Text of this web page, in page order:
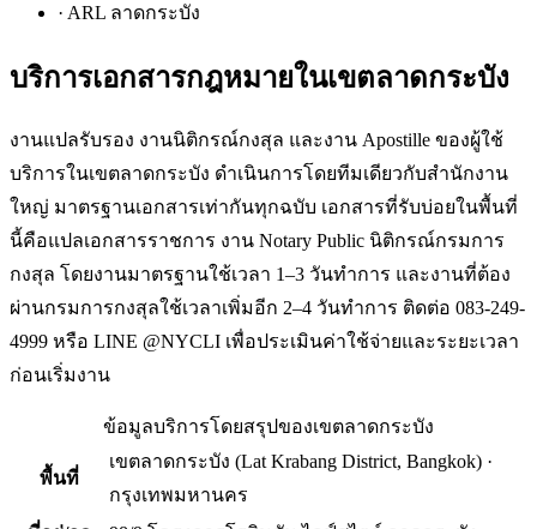
· ARL ลาดกระบัง
บริการเอกสารกฎหมายในเขตลาดกระบัง
งานแปลรับรอง งานนิติกรณ์กงสุล และงาน Apostille ของผู้ใช้
บริการในเขตลาดกระบัง ดำเนินการโดยทีมเดียวกับสำนักงาน
ใหญ่ มาตรฐานเอกสารเท่ากันทุกฉบับ เอกสารที่รับบ่อยในพื้นที่
นี้คือแปลเอกสารราชการ งาน Notary Public นิติกรณ์กรมการ
กงสุล โดยงานมาตรฐานใช้เวลา 1–3 วันทำการ และงานที่ต้อง
ผ่านกรมการกงสุลใช้เวลาเพิ่มอีก 2–4 วันทำการ ติดต่อ 083-249-
4999 หรือ LINE @NYCLI เพื่อประเมินค่าใช้จ่ายและระยะเวลา
ก่อนเริ่มงาน
ข้อมูลบริการโดยสรุปของเขตลาดกระบัง
พื้นที่
เขตลาดกระบัง (Lat Krabang District, Bangkok) ·
กรุงเทพมหานคร